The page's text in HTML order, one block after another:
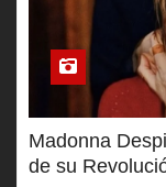
Madonna
de su